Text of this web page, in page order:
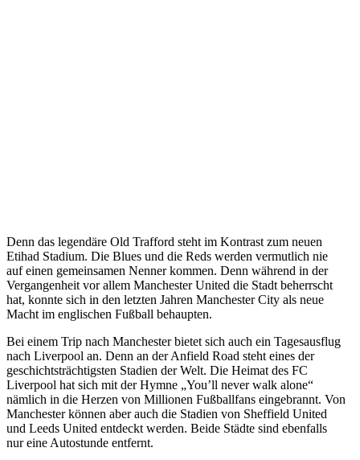
Denn das legendäre Old Trafford steht im Kontrast zum neuen
Etihad Stadium. Die Blues und die Reds werden vermutlich nie
auf einen gemeinsamen Nenner kommen. Denn während in der
Vergangenheit vor allem Manchester United die Stadt beherrscht
hat, konnte sich in den letzten Jahren Manchester City als neue
Macht im englischen Fußball behaupten.
Bei einem Trip nach Manchester bietet sich auch ein Tagesausflug
nach Liverpool an. Denn an der Anfield Road steht eines der
geschichtsträchtigsten Stadien der Welt. Die Heimat des FC
Liverpool hat sich mit der Hymne „You’ll never walk alone“
nämlich in die Herzen von Millionen Fußballfans eingebrannt. Von
Manchester können aber auch die Stadien von Sheffield United
und Leeds United entdeckt werden. Beide Städte sind ebenfalls
nur eine Autostunde entfernt.